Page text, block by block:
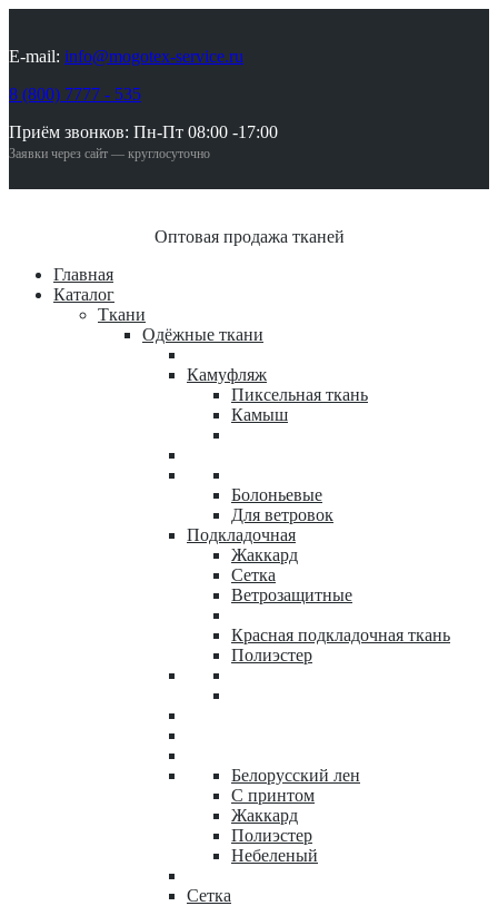
E-mail: info@mogotex-service.ru
8 (800) 7777 - 535
Приём звонков: Пн-Пт 08:00 -17:00
Заявки через сайт — круглосуточно
Оптовая продажа тканей
Главная
Каталог
Ткани
Одёжные ткани
Камуфляж
Пиксельная ткань
Камыш
Болоньевые
Для ветровок
Подкладочная
Жаккард
Сетка
Ветрозащитные
Красная подкладочная ткань
Полиэстер
Белорусский лен
С принтом
Жаккард
Полиэстер
Небеленый
Сетка